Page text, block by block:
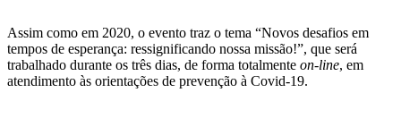
Assim como em 2020, o evento traz o tema “Novos desafios em
tempos de esperança: ressignificando nossa missão!”, que será
trabalhado durante os três dias, de forma totalmente on-line, em
atendimento às orientações de prevenção à Covid-19.